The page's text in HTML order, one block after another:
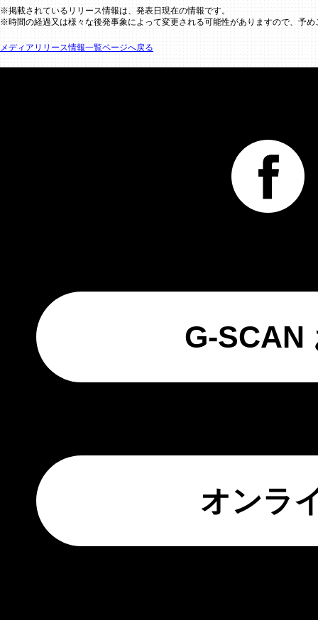
※掲載されているリリース情報は、発表日現在の情報です。
※時間の経過又は様々な後発事象によって変更される可能性がありますので、予め
メディアリリース情報一覧ページへ戻る
G-SCAN
オンラ